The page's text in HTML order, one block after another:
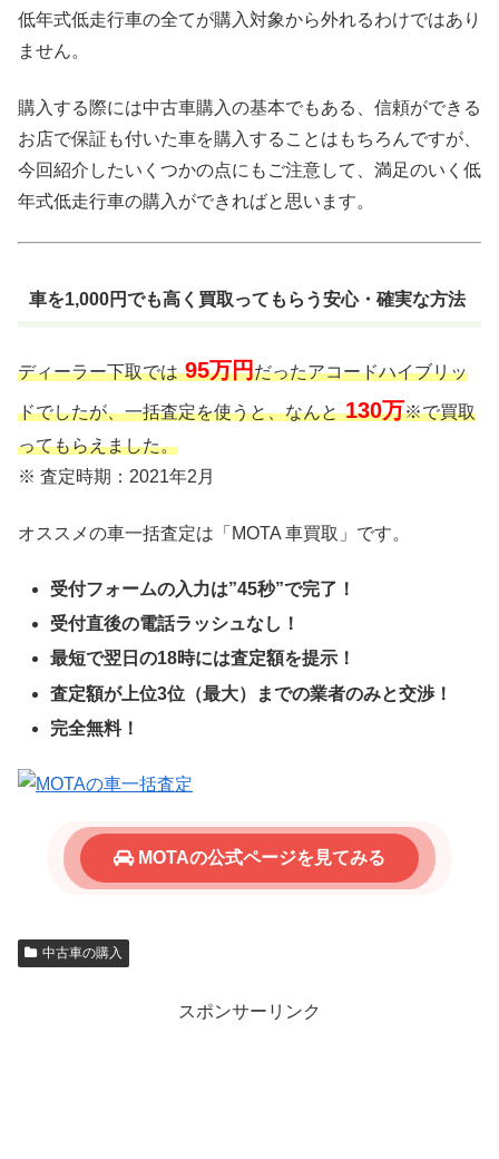
低年式低走行車の全てが購入対象から外れるわけではあり
ません。
購入する際には中古車購入の基本でもある、信頼ができる
お店で保証も付いた車を購入することはもちろんですが、
今回紹介したいくつかの点にもご注意して、満足のいく低
年式低走行車の購入ができればと思います。
車を1,000円でも高く買取ってもらう安心・確実な方法
ディーラー下取では 95万円だったアコードハイブリッ
ドでしたが、一括査定を使うと、なんと 130万※で買取
ってもらえました。
※ 査定時期：2021年2月
オススメの車一括査定は「MOTA 車買取」です。
受付フォームの入力は”45秒”で完了！
受付直後の電話ラッシュなし！
最短で翌日の18時には査定額を提示！
査定額が上位3位（最大）までの業者のみと交渉！
完全無料！
MOTAの公式ページを見てみる
中古車の購入
スポンサーリンク